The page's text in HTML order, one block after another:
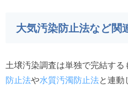
大気汚染防止法など関
土壌汚染調査は単独で完結する
防止法や水質汚濁防止法と連動